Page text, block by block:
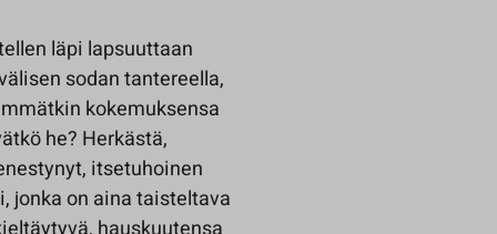
läpi lapsuuttaan
sodan tantereella,
kokemuksensa
he? Herkästä,
itsetuhoinen
jonka on aina taisteltava